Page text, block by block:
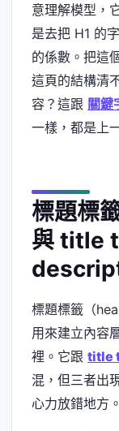
意理解模型，
是去把 H1 的
的係數。把這
這頁的結構清
容？這跟 關鍵
一樣，都是上
標題標
與 title
標題標籤（
用來建立內容
裡。它跟 title
混，但三者出
心力放錯地方。